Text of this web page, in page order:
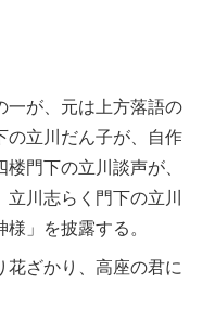
一が、元は上方落語の
の立川だん子が、自作
門下の立川談声が、
川志らく門下の立川
」を披露する。
ざかり、高座の君に